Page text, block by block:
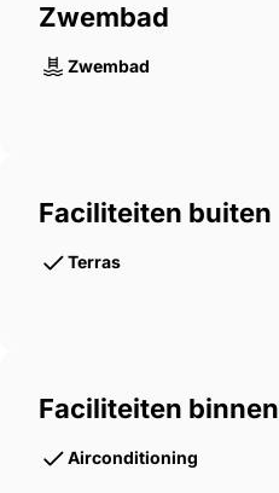
Zwembad
Zwembad
Faciliteiten buiten
Terras
Faciliteiten binnen
Airconditioning